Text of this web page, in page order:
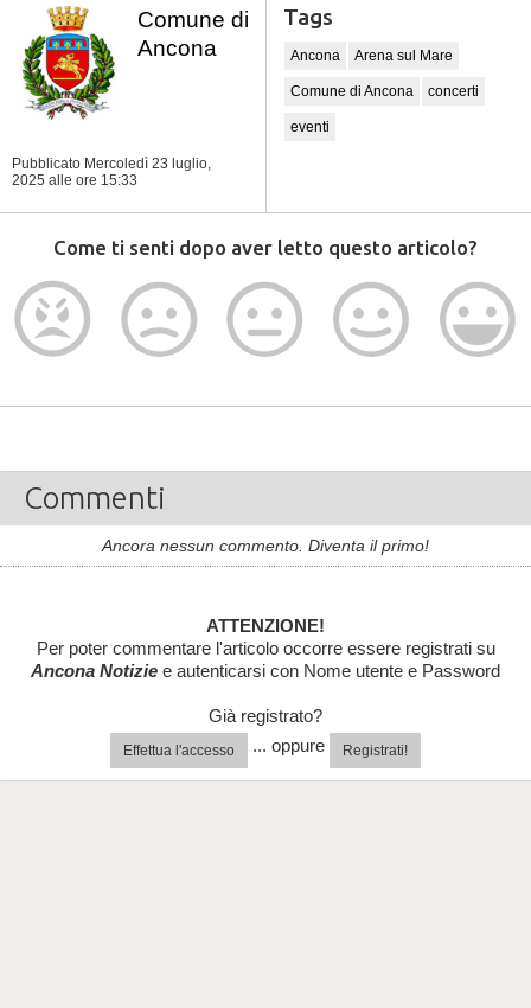
Comune di
Ancona
Pubblicato Mercoledì 23 luglio,
2025 alle ore 15:33
Tags
Ancona Arena sul Mare
Comune di Ancona concerti
eventi
Come ti senti dopo aver letto questo articolo?
Commenti
Ancora nessun commento. Diventa il primo!
ATTENZIONE!
Per poter commentare l'articolo occorre essere registrati su
Ancona Notizie e autenticarsi con Nome utente e Password
Già registrato?
Effettua l'accesso ... oppure Registrati!